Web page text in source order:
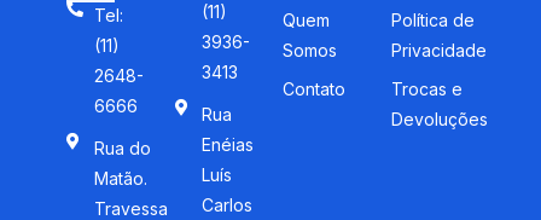
Tel:
(11)
2648-
6666
Rua do
Matão.
Travessa
(11)
3936-
3413
Rua
Enéias
Luís
Carlos
Quem
Somos
Contato
Política de
Privacidade
Trocas e
Devoluções